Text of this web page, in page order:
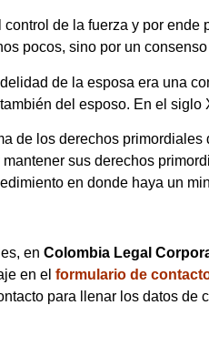
de la fuerza y por
pocos, sino por un
de la esposa era una
del esposo. En el
de los derechos
sus derechos
en donde haya un
en Colombia Legal
en el formulario de
para llenar los datos de